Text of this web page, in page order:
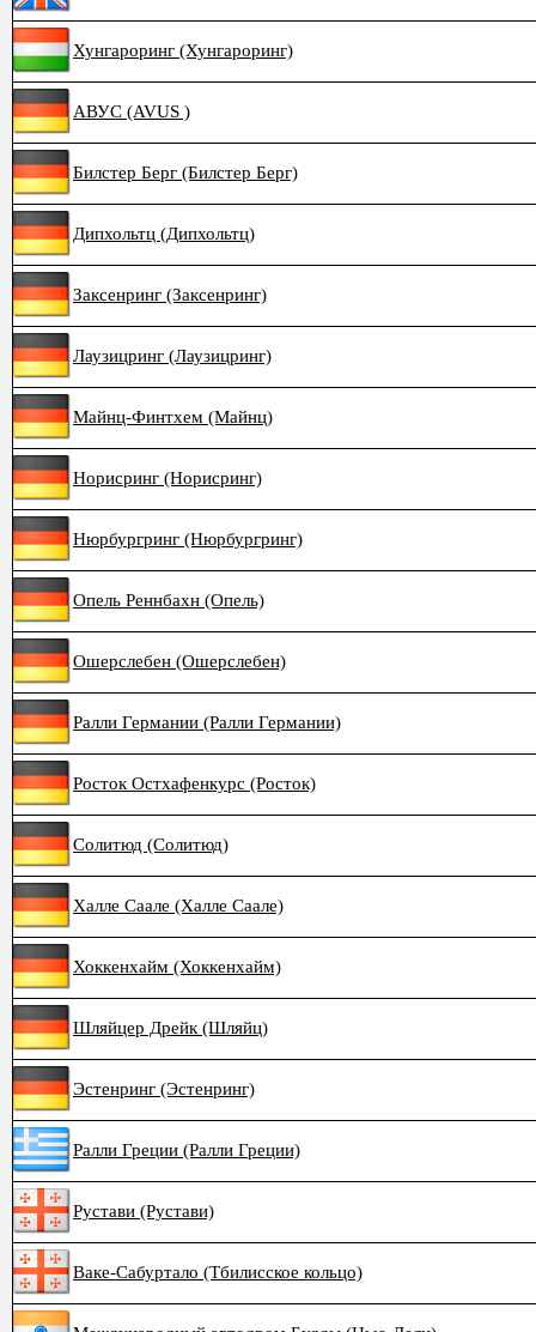
Хунгароринг (Хунгароринг)
АВУС (AVUS )
Билстер Берг (Билстер Берг)
Дипхольтц (Дипхольтц)
Заксенринг (Заксенринг)
Лаузицринг (Лаузицринг)
Майнц-Финтхем (Майнц)
Норисринг (Норисринг)
Нюрбургринг (Нюрбургринг)
Опель Реннбахн (Опель)
Ошерслебен (Ошерслебен)
Ралли Германии (Ралли Германии)
Росток Остхафенкурс (Росток)
Солитюд (Солитюд)
Халле Саале (Халле Саале)
Хоккенхайм (Хоккенхайм)
Шляйцер Дрейк (Шляйц)
Эстенринг (Эстенринг)
Ралли Греции (Ралли Греции)
Рустави (Рустави)
Ваке-Сабуртало (Тбилисское кольцо)